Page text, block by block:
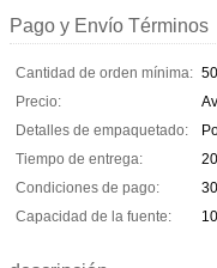
Pago y Envío Términos
Cantidad de orden mínima:
Precio:
Detalles de empaquetado:
Tiempo de entrega:
Condiciones de pago:
Capacidad de la fuente: